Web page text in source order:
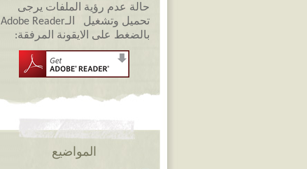
حالة عدم رؤية الملفات يرجى
تحميل وتشغيل الـAdobe Reader
بالضغط على الايقونة المرفقة:
المواضيع